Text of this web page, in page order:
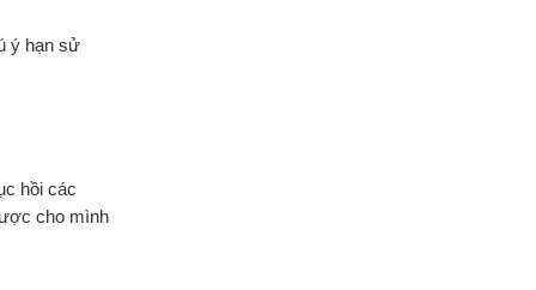
ý hạn sử
hồi các
cho mình